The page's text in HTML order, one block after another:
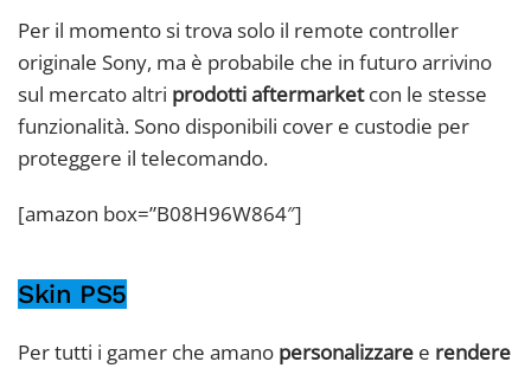
Per il momento si trova solo il remote controller
originale Sony, ma è probabile che in futuro arrivino
sul mercato altri prodotti aftermarketcon le stesse
funzionalità. Sono disponibili cover e custodie per
proteggere il telecomando.
[amazon box=”B08H96W864″]
Skin PS5
Per tutti i gamer che amano personalizzare e rendere